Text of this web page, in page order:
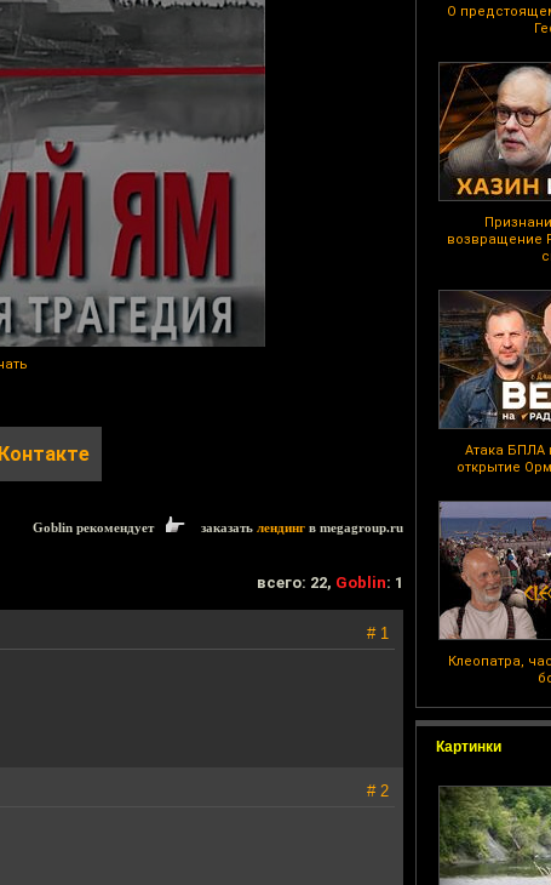
О
возвращение
Атака БПЛА
открытие
Клеопатра,
Картинки
Goblin рекомендует заказать лендинг в megagroup.ru
всего: 22, Goblin: 1
# 1
# 2